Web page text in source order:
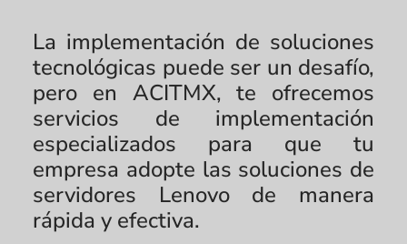
La implementación de soluciones
tecnológicas puede ser un desafío,
pero en ACITMX, te ofrecemos
servicios de implementación
especializados para que tu
empresa adopte las soluciones de
servidores Lenovo de manera
rápida y efectiva.